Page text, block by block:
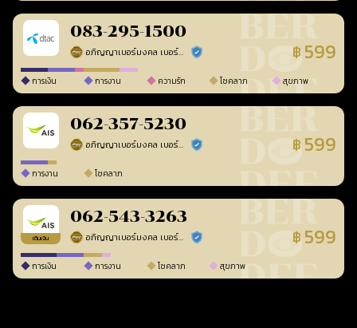
083-295-1500
อภิญญาเบอร์มงคล เบอร์สวยเลขศาสตร์ ร้านยืนยันแล้ว ฿ 599
การเงิน การงาน ความรัก โชคลาภ สุขภาพ
062-357-5230
อภิญญาเบอร์มงคล เบอร์สวยเลขศาสตร์ ร้านยืนยันแล้ว ฿ 599
การงาน โชคลาภ
เติมเงิน
062-543-3263
อภิญญาเบอร์มงคล เบอร์สวยเลขศาสตร์ ร้านยืนยันแล้ว ฿ 599
การเงิน การงาน โชคลาภ สุขภาพ